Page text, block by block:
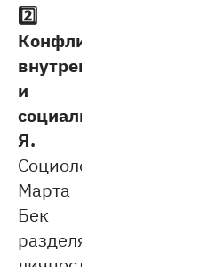
2️⃣
Конфликт
внутреннего
и
социального
Я.
Социолог
Марта
Бек
разделяет